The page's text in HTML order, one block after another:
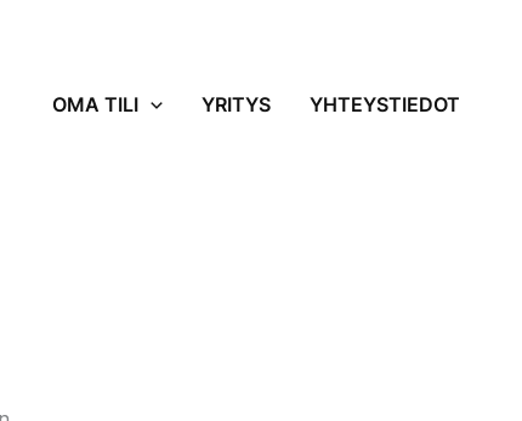
OMA TILI YRITYS YHTEYSTIEDOT